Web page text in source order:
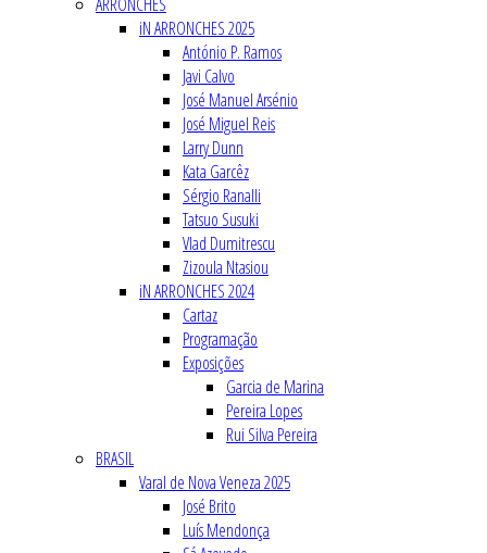
ARRONCHES
iN ARRONCHES 2025
António P. Ramos
Javi Calvo
José Manuel Arsénio
José Miguel Reis
Larry Dunn
Kata Garcêz
Sérgio Ranalli
Tatsuo Susuki
Vlad Dumitrescu
Zizoula Ntasiou
iN ARRONCHES 2024
Cartaz
Programação
Exposições
Garcia de Marina
Pereira Lopes
Rui Silva Pereira
BRASIL
Varal de Nova Veneza 2025
José Brito
Luís Mendonça